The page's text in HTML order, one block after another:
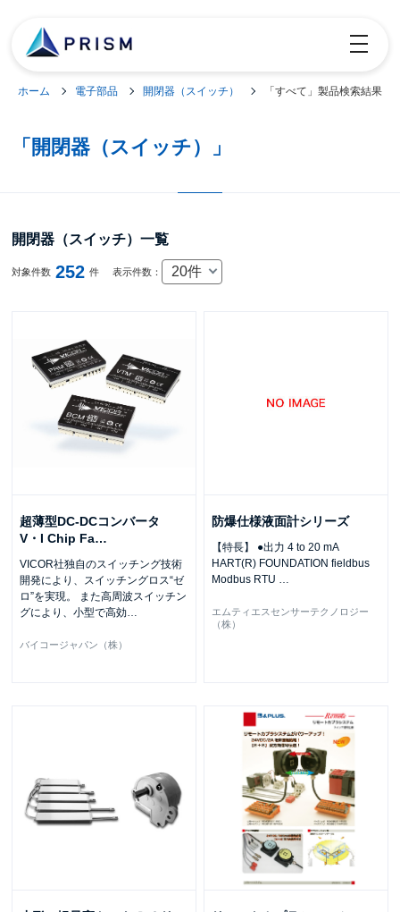
toggle
ホーム 電子部品 開閉器（スイッチ） 「すべて」製品検索結果
「開閉器（スイッチ）」
開閉器（スイッチ）一覧
対象件数 252 件 表示件数： 20件
超薄型DC-DCコンバータ
V・I Chip Fa…
VICOR社独自のスイッチング技術
開発により、スイッチングロス“ゼ
ロ”を実現。 また高周波スイッチン
グにより、小型で高効…
バイコージャパン（株）
防爆仕様液面計シリーズ
【特長】 ●出力 4 to 20 mA
HART(R) FOUNDATION fieldbus
Modbus RTU …
エムティエスセンサーテクノロジー
（株）